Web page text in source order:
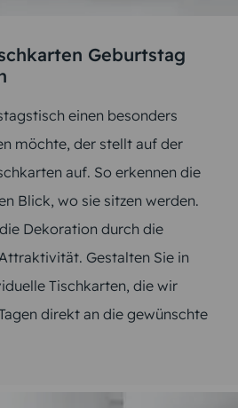
Geburtstag
einen besonders
möchte, der stellt auf der
auf. So erkennen die
Blick, wo sie sitzen werden.
Dekoration durch die
Gestalten Sie in
Tischkarten, die wir
direkt an die gewünschte